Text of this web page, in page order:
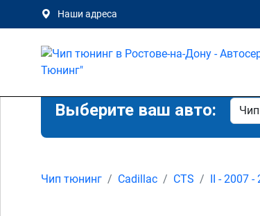
Наши адреса
Выберите ваш авто:
Чип тюнинг Cadillac CTS II - 2007 -